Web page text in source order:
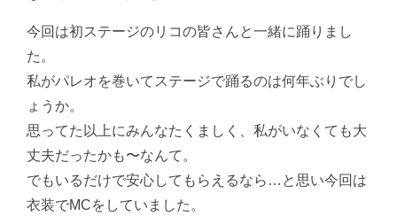
今回は初ステージのリコの皆さんと一緒に踊りまし
た。
私がパレオを巻いてステージで踊るのは何年ぶりでし
ょうか。
思ってた以上にみんなたくましく、私がいなくても大
丈夫だったかも〜なんて。
でもいるだけで安心してもらえるなら…と思い今回は
衣装でMCをしていました。